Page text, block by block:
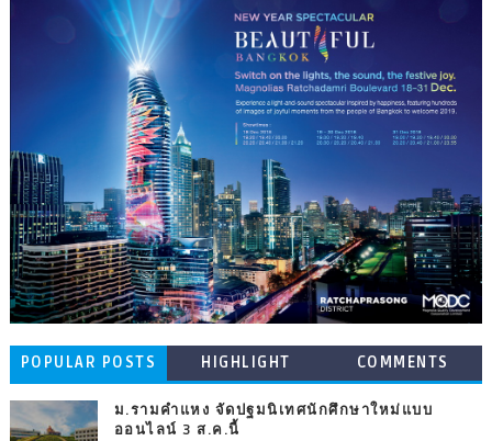
POPULAR POSTS HIGHLIGHT COMMENTS
ม.รามคำแหง จัดปฐมนิเทศนักศึกษาใหม่แบบ
ออนไลน์ 3 ส.ค.นี้